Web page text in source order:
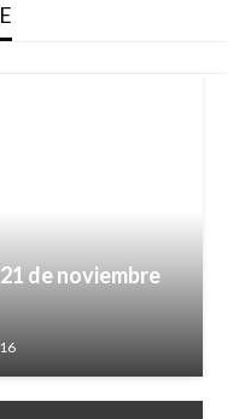
de noviembre